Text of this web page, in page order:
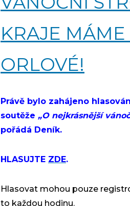
KRAJE MÁME
ORLOVÉ!
Právě bylo zahájeno
soutěže „O nejkrásnější
pořádá Deník.
HLASUJTE ZDE.
Hlasovat mohou pouze
to každou hodinu.